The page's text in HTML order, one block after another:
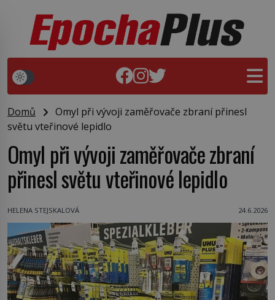
Domů
Omyl při vývoji zaměřovače zbraní přinesl
světu vteřinové lepidlo
Omyl při vývoji zaměřovače zbraní
přinesl světu vteřinové lepidlo
HELENA STEJSKALOVÁ 24.6.2026